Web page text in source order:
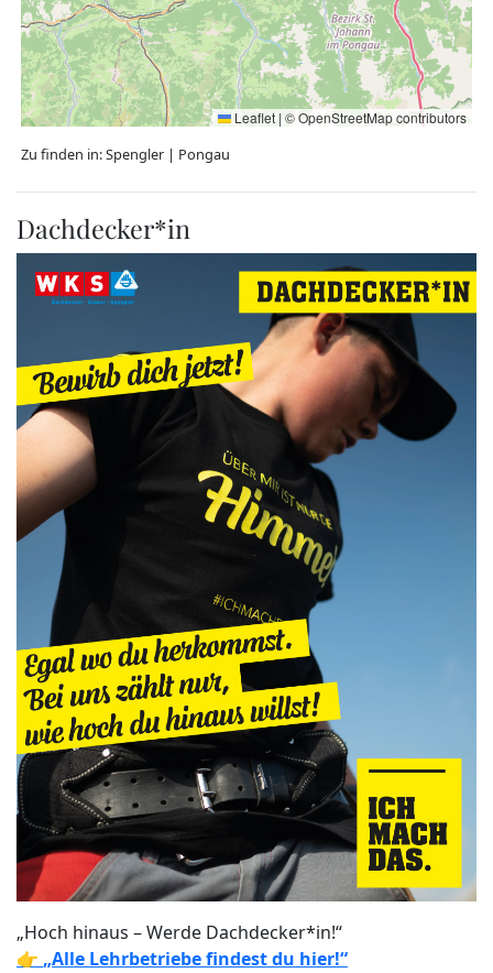
Leaflet | ©OpenStreetMapcontributors
Zu finden in:Spengler | Pongau
Dachdecker*in
„Hoch hinaus – Werde Dachdecker*in!“
👉 „Alle Lehrbetriebe findest du hier!“